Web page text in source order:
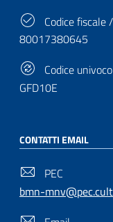
Codice fiscale
80017380645
Codice univoco
GFD10E
CONTATTI EMAIL
PEC
bmn-